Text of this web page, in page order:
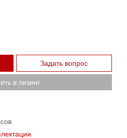
Задать вопрос
в лизинг